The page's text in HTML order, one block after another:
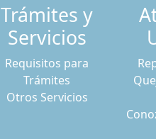
Trámites y
Servicios
Requisitos para
Trámites
Otros Servicios